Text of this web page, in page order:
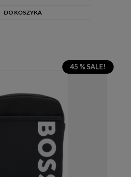
DO KOSZYKA
45 % SALE!